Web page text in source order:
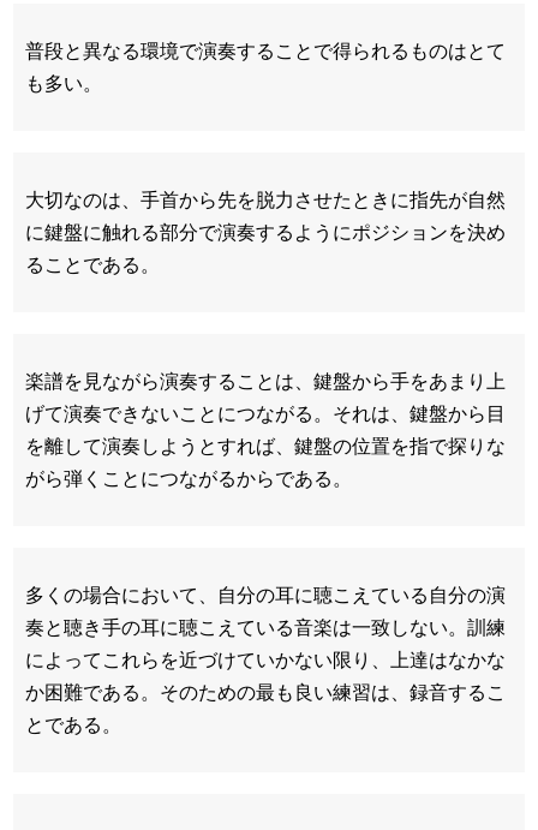
普段と異なる環境で演奏することで得られるものはとて
も多い。
大切なのは、手首から先を脱力させたときに指先が自然
に鍵盤に触れる部分で演奏するようにポジションを決め
ることである。
楽譜を見ながら演奏することは、鍵盤から手をあまり上
げて演奏できないことにつながる。それは、鍵盤から目
を離して演奏しようとすれば、鍵盤の位置を指で探りな
がら弾くことにつながるからである。
多くの場合において、自分の耳に聴こえている自分の演
奏と聴き手の耳に聴こえている音楽は一致しない。訓練
によってこれらを近づけていかない限り、上達はなかな
か困難である。そのための最も良い練習は、録音するこ
とである。